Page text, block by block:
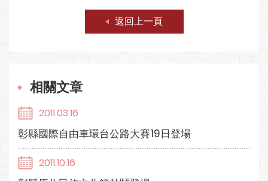
返回上一頁
相關文章
2011.03.16
彰縣國際自由車環台公路大賽19日登場
2011.10.16